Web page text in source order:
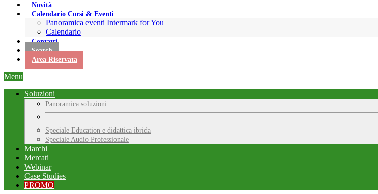
Novità
Calendario Corsi & Eventi
Panoramica eventi Intermark for You
Calendario
Contatti
Search
Area Riservata
Menu
Soluzioni
Panoramica soluzioni
Speciale Education e didattica ibrida
Speciale Audio Professionale
Marchi
Mercati
Webinar
Case Studies
PROMO